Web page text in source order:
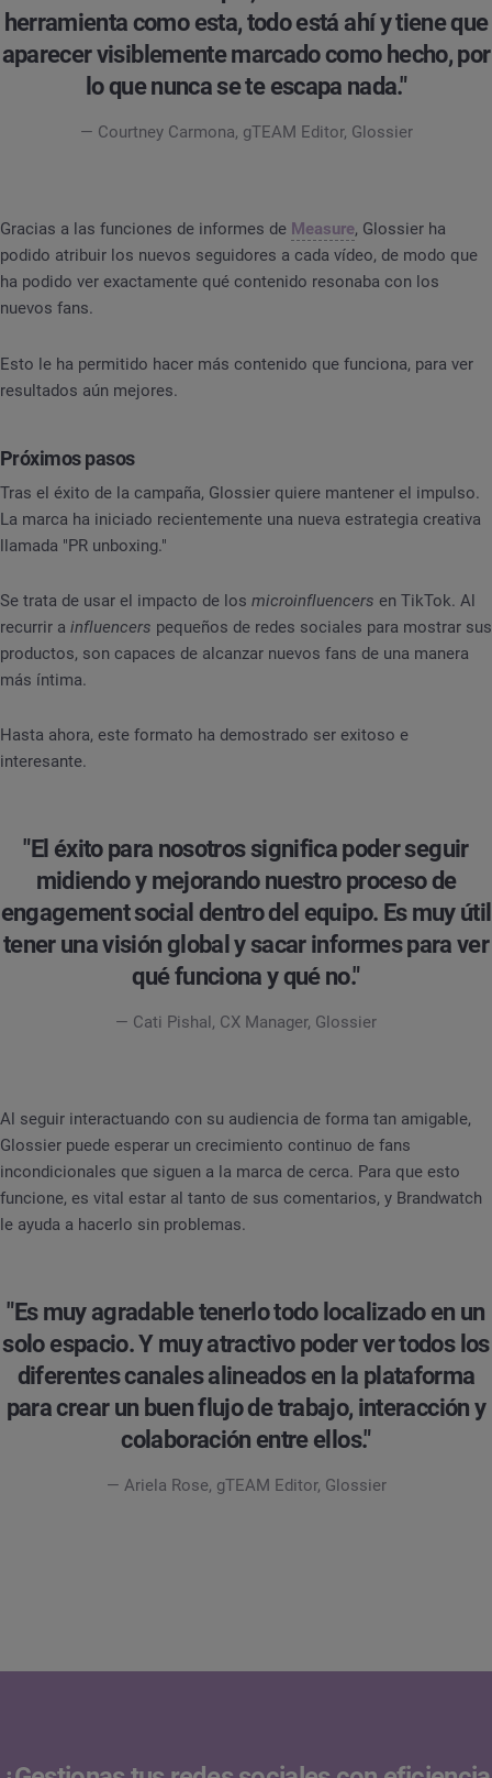
herramienta como esta, todo está ahí y tiene que
aparecer visiblemente marcado como hecho, por
lo que nunca se te escapa nada."
— Courtney Carmona, gTEAM Editor, Glossier
Gracias a las funciones de informes de Measure, Glossier ha
podido atribuir los nuevos seguidores a cada vídeo, de modo que
ha podido ver exactamente qué contenido resonaba con los
nuevos fans.
Esto le ha permitido hacer más contenido que funciona, para ver
resultados aún mejores.
Próximos pasos
Tras el éxito de la campaña, Glossier quiere mantener el impulso.
La marca ha iniciado recientemente una nueva estrategia creativa
llamada "PR unboxing."
Se trata de usar el impacto de los microinfluencers en TikTok. Al
recurrir a influencers pequeños de redes sociales para mostrar sus
productos, son capaces de alcanzar nuevos fans de una manera
más íntima.
Hasta ahora, este formato ha demostrado ser exitoso e
interesante.
"El éxito para nosotros significa poder seguir
midiendo y mejorando nuestro proceso de
engagement social dentro del equipo. Es muy útil
tener una visión global y sacar informes para ver
qué funciona y qué no."
— Cati Pishal, CX Manager, Glossier
Al seguir interactuando con su audiencia de forma tan amigable,
Glossier puede esperar un crecimiento continuo de fans
incondicionales que siguen a la marca de cerca. Para que esto
funcione, es vital estar al tanto de sus comentarios, y Brandwatch
le ayuda a hacerlo sin problemas.
"Es muy agradable tenerlo todo localizado en un
solo espacio. Y muy atractivo poder ver todos los
diferentes canales alineados en la plataforma
para crear un buen flujo de trabajo, interacción y
colaboración entre ellos."
— Ariela Rose, gTEAM Editor, Glossier